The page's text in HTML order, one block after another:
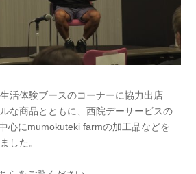
活体験ブースのコーナーに協力出店
な商品とともに、西院デーサービスの
心にmumokuteki farmの加工品などを
した。